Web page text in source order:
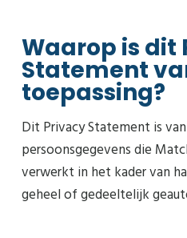
Waarop is dit
Statement
toepassing?
Dit Privacy Statement is
persoonsgegevens die
verwerkt in het kader van
geheel of gedeeltelijk